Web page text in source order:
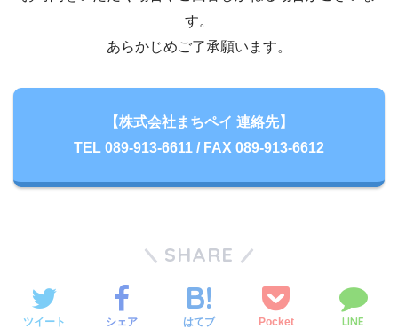
す。
あらかじめご了承願います。
【株式会社まちペイ 連絡先】
TEL 089-913-6611 / FAX 089-913-6612
SHARE
ツイート シェア はてブ Pocket LINE